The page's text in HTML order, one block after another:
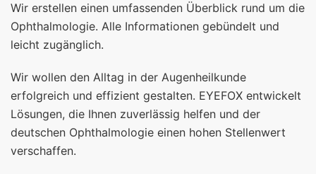
Wir erstellen einen umfassenden Überblick rund um die
Ophthalmologie. Alle Informationen gebündelt und
leicht zugänglich.
Wir wollen den Alltag in der Augenheilkunde
erfolgreich und effizient gestalten. EYEFOX entwickelt
Lösungen, die Ihnen zuverlässig helfen und der
deutschen Ophthalmologie einen hohen Stellenwert
verschaffen.